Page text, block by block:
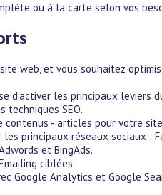
ou à la carte selon vos
web, et vous souhaitez
d'activer les principaux
techniques SEO.
contenus - articles pour votre
les principaux réseaux sociaux :
et BingAds.
ciblées.
Google Analytics et Google